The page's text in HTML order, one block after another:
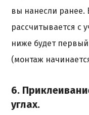
вы нанесли ранее.
рассчитывается с
ниже будет
(монтаж
6.
углах.